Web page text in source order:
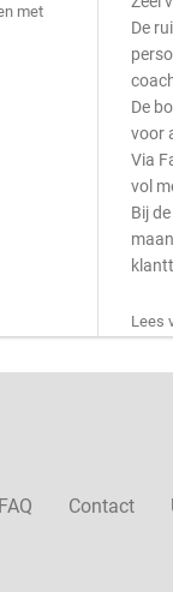
met
De
De
voor
Via
vol
Bij
Lees
FAQ Contact